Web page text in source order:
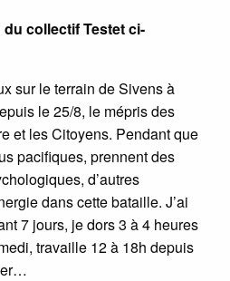
collectif Testet ci-
sur le terrain de Sivens à
le 25/8, le mépris des
et les Citoyens. Pendant que
pacifiques, prennent des
d’autres
dans cette bataille. J’ai
7 jours, je dors 3 à 4 heures
travaille 12 à 18h depuis